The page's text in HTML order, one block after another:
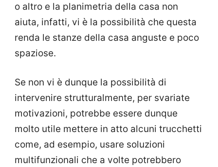
o altro e la planimetria della casa non
aiuta, infatti, vi è la possibilità che questa
renda le stanze della casa anguste e poco
spaziose.
Se non vi è dunque la possibilità di
intervenire strutturalmente, per svariate
motivazioni, potrebbe essere dunque
molto utile mettere in atto alcuni trucchetti
come, ad esempio, usare soluzioni
multifunzionali che a volte potrebbero